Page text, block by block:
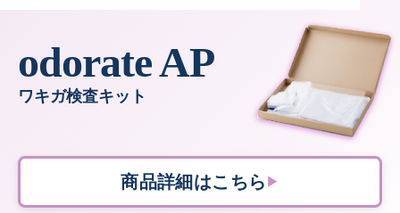
odorate AP
ワキガ検査キット
商品詳細はこちら ▶